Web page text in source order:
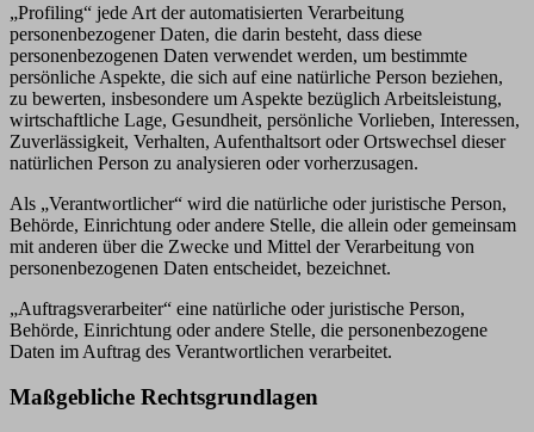
„Profiling“ jede Art der automatisierten Verarbeitung
personenbezogener Daten, die darin besteht, dass diese
personenbezogenen Daten verwendet werden, um bestimmte
persönliche Aspekte, die sich auf eine natürliche Person beziehen,
zu bewerten, insbesondere um Aspekte bezüglich Arbeitsleistung,
wirtschaftliche Lage, Gesundheit, persönliche Vorlieben, Interessen,
Zuverlässigkeit, Verhalten, Aufenthaltsort oder Ortswechsel dieser
natürlichen Person zu analysieren oder vorherzusagen.
Als „Verantwortlicher“ wird die natürliche oder juristische Person,
Behörde, Einrichtung oder andere Stelle, die allein oder gemeinsam
mit anderen über die Zwecke und Mittel der Verarbeitung von
personenbezogenen Daten entscheidet, bezeichnet.
„Auftragsverarbeiter“ eine natürliche oder juristische Person,
Behörde, Einrichtung oder andere Stelle, die personenbezogene
Daten im Auftrag des Verantwortlichen verarbeitet.
Maßgebliche Rechtsgrundlagen